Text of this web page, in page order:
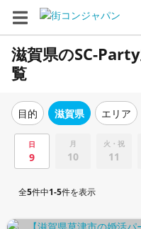
滋賀県のSC-
覧
目的 滋賀県 エリア
日
9
月
10
火・祝
11
全5件中1-5件を表示